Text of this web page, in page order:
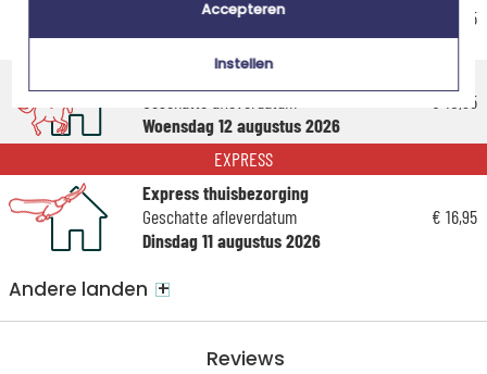
Reviews
Geschatte afleverdatum
Maandag 17 augustus 2026
€ 6,95
Woensdag 12 augustus 2026
€ 10,95
EXPRESS
Express thuisbezorging
Geschatte afleverdatum
Dinsdag 11 augustus 2026
€ 16,95
Andere landen +
Accepteren
Instellen